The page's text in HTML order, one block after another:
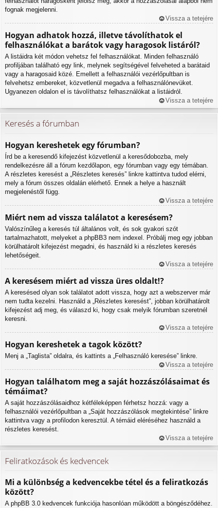
fognak megjelenni.
Vissza a tetejére
Hogyan adhatok hozzá, illetve távolíthatok el
felhasználókat a barátok vagy haragosok listáról?
A listáidra két módon vehetsz fel felhasználókat. Minden felhasználó
profiljában található egy link, melynek segítségével felveheted a barátaid
vagy a haragosaid közé. Emellett a felhasználói vezérlőpultban is
felvehetsz embereket, közvetlenül megadva a felhasználónevüket.
Ugyanezen oldalon el is távolíthatsz felhasználókat a listáidról.
Vissza a tetejére
Keresés a fórumban
Hogyan kereshetek egy fórumban?
Írd be a keresendő kifejezést közvetlenül a keresődobozba, mely
rendelkezésre áll a fórum kezdőlapon, egy fórumban vagy egy témában.
A részletes keresést a „Részletes keresés” linkre kattintva tudod elérni,
mely a fórum összes oldalán elérhető. Ennek a helye a használt
megjelenéstől függ.
Vissza a tetejére
Miért nem ad vissza találatot a keresésem?
Valószínűleg a keresés túl általános volt, és sok gyakori szót
tartalmazhatott, melyeket a phpBB3 nem indexel. Próbálj meg egy jobban
körülhatárolt kifejezést megadni, és használd ki a részletes keresés
lehetőségeit.
Vissza a tetejére
A keresésem miért ad vissza üres oldalt!?
A keresésed olyan sok találatot adott vissza, hogy azt a webszerver már
nem tudta kezelni. Használd a „Részletes keresést”, jobban körülhatárolt
kifejezést adj meg, és válaszd ki, hogy csak melyik fórumban szeretnél
keresni.
Vissza a tetejére
Hogyan kereshetek a tagok között?
Menj a „Taglista” oldalra, és kattints a „Felhasználó keresése” linkre.
Vissza a tetejére
Hogyan találhatom meg a saját hozzászólásaimat és
témáimat?
A saját hozzászólásaidhoz kétféleképpen férhetsz hozzá: vagy a
felhasználói vezérlőpultban a „Saját hozzászólások megtekintése” linkre
kattintva vagy a profilodon keresztül. A témáid eléréséhez használd a
részletes keresést.
Vissza a tetejére
Feliratkozások és kedvencek
Mi a különbség a kedvencekbe tétel és a feliratkozás
között?
A phpBB 3.0 kedvencek funkciója hasonlóan működött a böngésződéhez.